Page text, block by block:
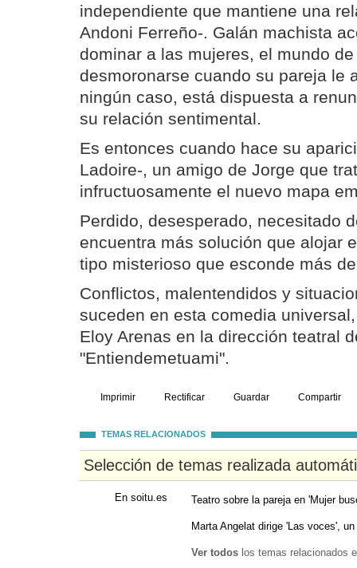
independiente que mantiene una
Andoni Ferreño-. Galán machista
dominar a las mujeres, el mundo
desmoronarse cuando su pareja le
ningún caso, está dispuesta a
su relación sentimental.
Es entonces cuando hace su
Ladoire-, un amigo de Jorge que
infructuosamente el nuevo mapa
Perdido, desesperado, necesitado
encuentra más solución que alojar
tipo misterioso que esconde más
Conflictos, malentendidos y
suceden en esta comedia
Eloy Arenas en la dirección teatral
"Entiendemetuami".
Imprimir Rectificar Guardar Compartir
TEMAS RELACIONADOS
Selección de temas realizada
En soitu.es Teatro sobre la pareja en 'Mujer
Marta Angelat dirige 'Las voces',
Ver todos los temas relacionados